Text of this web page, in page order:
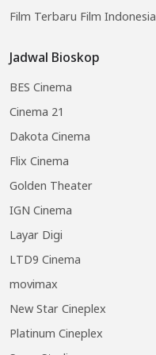
Film Terbaru Film Indonesia
Jadwal Bioskop
BES Cinema
Cinema 21
Dakota Cinema
Flix Cinema
Golden Theater
IGN Cinema
Layar Digi
LTD9 Cinema
movimax
New Star Cineplex
Platinum Cineplex